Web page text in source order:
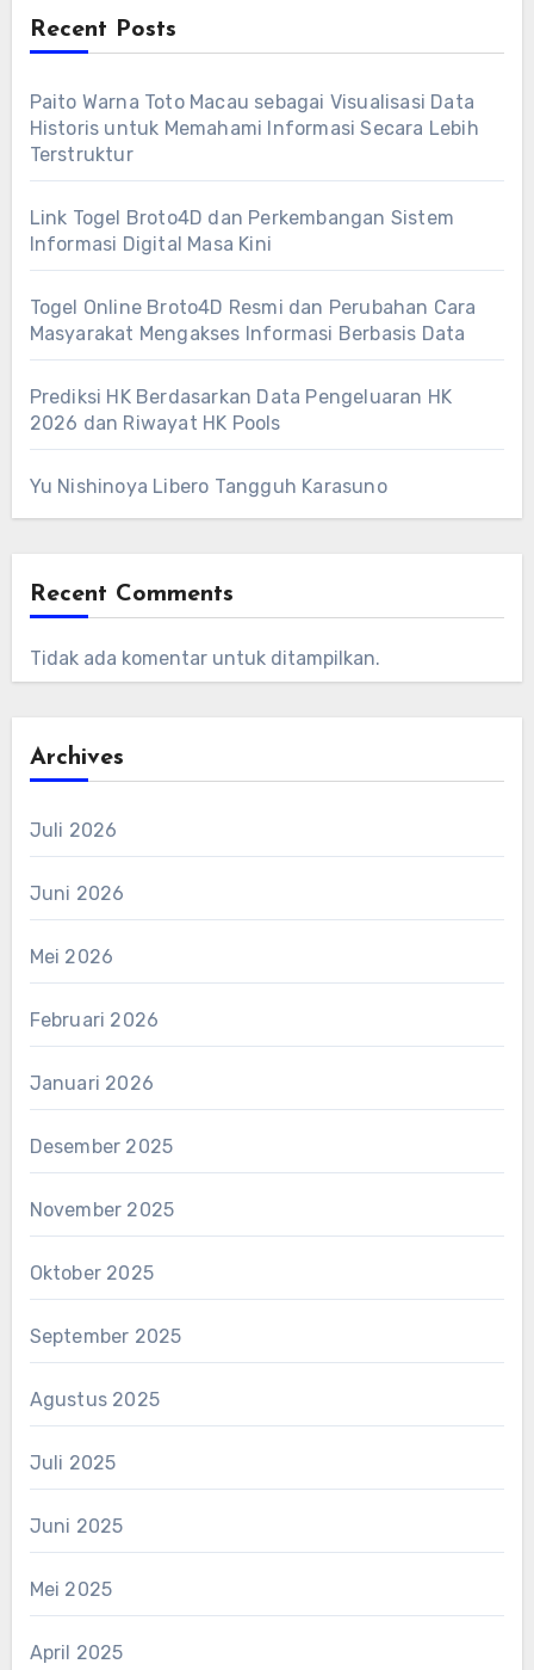
Recent Posts
Paito Warna Toto Macau sebagai Visualisasi Data
Historis untuk Memahami Informasi Secara Lebih
Terstruktur
Link Togel Broto4D dan Perkembangan Sistem
Informasi Digital Masa Kini
Togel Online Broto4D Resmi dan Perubahan Cara
Masyarakat Mengakses Informasi Berbasis Data
Prediksi HK Berdasarkan Data Pengeluaran HK
2026 dan Riwayat HK Pools
Yu Nishinoya Libero Tangguh Karasuno
Recent Comments
Tidak ada komentar untuk ditampilkan.
Archives
Juli 2026
Juni 2026
Mei 2026
Februari 2026
Januari 2026
Desember 2025
November 2025
Oktober 2025
September 2025
Agustus 2025
Juli 2025
Juni 2025
Mei 2025
April 2025